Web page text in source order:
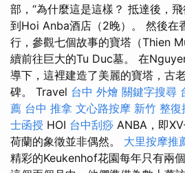
部，“為什麼這是這樣？ 抵達後，
到Hoi Anba酒店（2晚）。 然後在
行，參觀七個故事的寶塔（Thien
續前往巨大的Tu Duc墓。 在
導下，這裡建造了美麗的寶塔，古
碑。 Travel 台中 外燴 關鍵字搜尋
薦 台中 推拿 文心路按摩 新竹 整復
士函授 HOI 台中刮痧 ANBA，即
荷蘭的象徵並非偶然。 大里按摩推
精彩的Keukenhof花園每年只有兩